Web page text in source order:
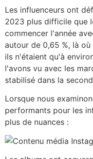
Les influenceurs ont
2023 plus difficile que
commencer l'année
autour de 0,65 %, là
ils n'étaient qu'à
l'avons vu avec les
stabilisé dans la
Lorsque nous
performants pour les
plus de nuances :